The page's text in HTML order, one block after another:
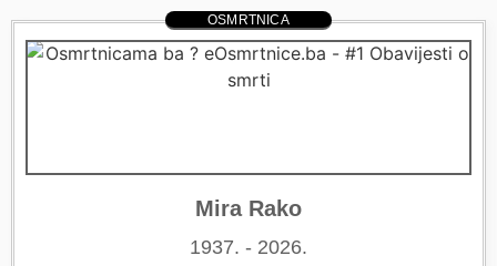
OSMRTNICA
Mira Rako
1937. - 2026.